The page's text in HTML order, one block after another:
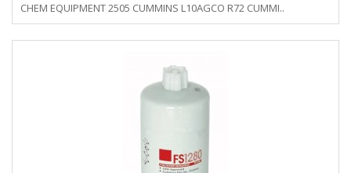
CHEM EQUIPMENT 2505 CUMMINS L10AGCO R72 CUMMI..